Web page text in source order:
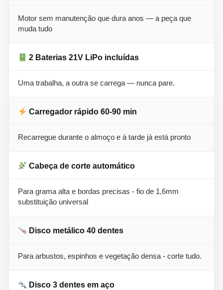
Motor sem manutenção que dura anos — a peça que
muda tudo
2 Baterias 21V LiPo incluídas
Uma trabalha, a outra se carrega — nunca pare.
Carregador rápido 60-90 min
Recarregue durante o almoço e à tarde já está pronto
Cabeça de corte automático
Para grama alta e bordas precisas - fio de 1,6mm
substituição universal
Disco metálico 40 dentes
Para arbustos, espinhos e vegetação densa - corte tudo.
Disco 3 dentes em aço